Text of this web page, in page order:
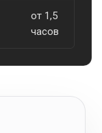
от 1,5
часов